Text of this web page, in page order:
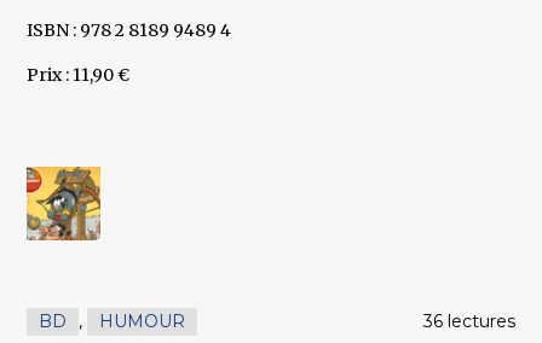
ISBN : 978 2 8189 9489 4
Prix : 11,90 €
BD , HUMOUR 36 lectures